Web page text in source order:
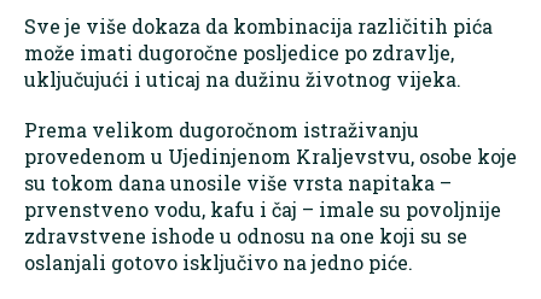
Sve je više dokaza da kombinacija različitih pića
može imati dugoročne posljedice po zdravlje,
uključujući i uticaj na dužinu životnog vijeka.
Prema velikom dugoročnom istraživanju
provedenom u Ujedinjenom Kraljevstvu, osobe koje
su tokom dana unosile više vrsta napitaka –
prvenstveno vodu, kafu i čaj – imale su povoljnije
zdravstvene ishode u odnosu na one koji su se
oslanjali gotovo isključivo na jedno piće.